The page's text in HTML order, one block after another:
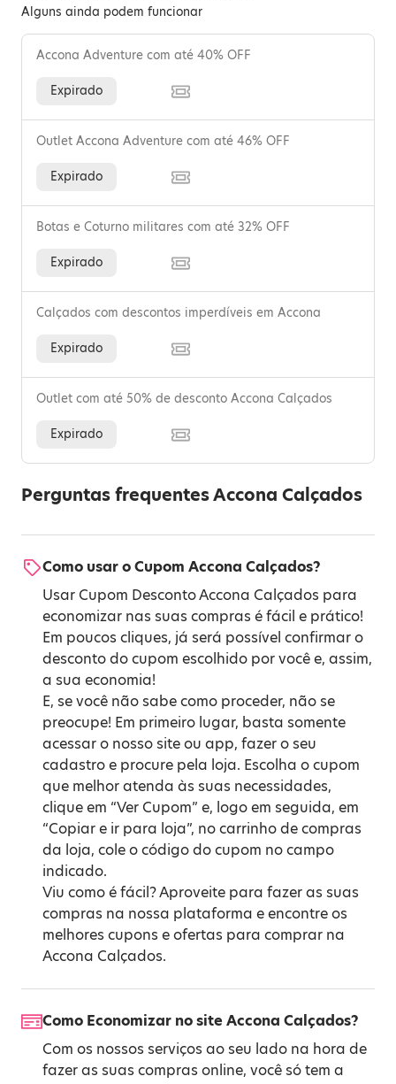
Alguns ainda podem funcionar
Accona Adventure com até 40% OFF
Expirado
Outlet Accona Adventure com até 46% OFF
Expirado
Botas e Coturno militares com até 32% OFF
Expirado
Calçados com descontos imperdíveis em Accona
Expirado
Outlet com até 50% de desconto Accona Calçados
Expirado
Perguntas frequentes Accona Calçados
Como usar o Cupom Accona Calçados?
Usar Cupom Desconto Accona Calçados para
economizar nas suas compras é fácil e prático!
Em poucos cliques, já será possível confirmar o
desconto do cupom escolhido por você e, assim,
a sua economia!
E, se você não sabe como proceder, não se
preocupe! Em primeiro lugar, basta somente
acessar o nosso site ou app, fazer o seu
cadastro e procure pela loja. Escolha o cupom
que melhor atenda às suas necessidades,
clique em “Ver Cupom” e, logo em seguida, em
“Copiar e ir para loja”, no carrinho de compras
da loja, cole o código do cupom no campo
indicado.
Viu como é fácil? Aproveite para fazer as suas
compras na nossa plataforma e encontre os
melhores cupons e ofertas para comprar na
Accona Calçados.
Como Economizar no site Accona Calçados?
Com os nossos serviços ao seu lado na hora de
fazer as suas compras online, você só tem a